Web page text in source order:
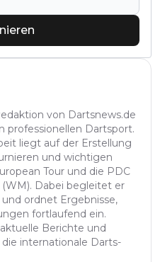
von Dartsnews.de
professionellen Dartsport.
liegt auf der Erstellung
und wichtigen
Tour und die PDC
Dabei begleitet er
ordnet Ergebnisse,
fortlaufend ein.
Berichte und
internationale Darts-